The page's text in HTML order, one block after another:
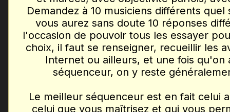
Demandez à 10 musiciens différents
vous aurez sans doute 10 réponses
l'occasion de pouvoir tous les essayer
choix, il faut se renseigner, recueillir les
Internet ou ailleurs, et une fois qu'on
séquenceur, on y reste
Le meilleur séquenceur est en fait celui
celui que vous maîtrisez et qui vous